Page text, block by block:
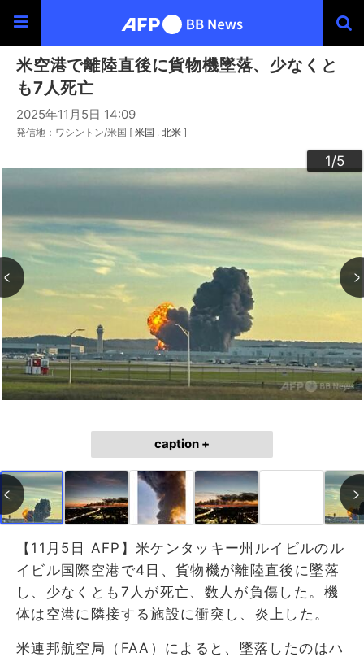
米空港で離陸直後に貨物機墜落、少なくと
も7人死亡
2025年11月5日 14:09
発信地：ワシントン/米国 [ 米国 北米 ]
1/5
2/5
3/5
4/5
5/5
caption +
【11月5日 AFP】米ケンタッキー州ルイビルのル
イビル国際空港で4日、貨物機が離陸直後に墜落
し、少なくとも7人が死亡、数人が負傷した。機
体は空港に隣接する施設に衝突し、炎上した。
米連邦航空局（FAA）によると、墜落したのはハ